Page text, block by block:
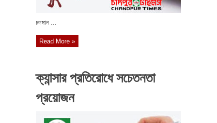
চলমান ...
Read More »
ক্যান্সার প্রতিরোধে সচেতনতা
প্রয়োজন